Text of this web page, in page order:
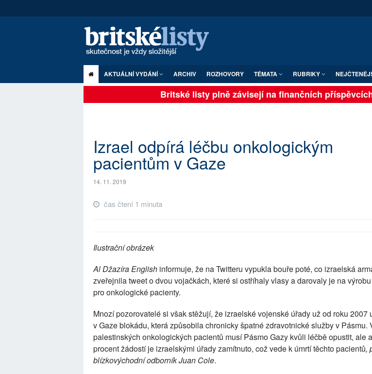
AKTUÁLNÍ VYDÁNÍ ARCHIV ROZHOVORY TÉMATA RUBRIKY
Britské listy plně závisejí na finančních příspěvcích
Izrael odpírá léčbu onkologickým
pacientům v Gaze
14. 11. 2019
čas čtení 1 minuta
Ilustrační obrázek
Al Džazíra English informuje, že na Twitteru vypukla bouře poté, co izraelská
zveřejnila tweet o dvou vojačkách, které si ostříhaly vlasy a darovaly je na
pro onkologické pacienty.
Mnozí pozorovatelé si však stěžují, že izraelské vojenské úřady už od roku 2007
v Gaze blokádu, která způsobila chronicky špatné zdravotnické služby v Pásmu.
palestinských onkologických pacientů musí Pásmo Gazy kvůli léčbě opustit, ale
procent žádostí je izraelskými úřady zamítnuto, což vede k úmrtí těchto pacientů,
blízkovýchodní odborník Juan Cole.